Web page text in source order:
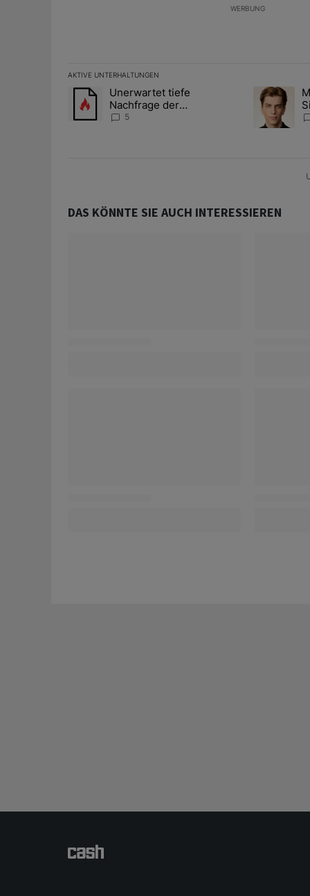
WERBUNG
AKTIVE UNTERHALTUNGEN
Das Folgende ist eine Liste der am meisten
Ein Trendartikel mit dem Titel "Unerwartet tiefe
Unerwartet tiefe
Nachfrage der
Zentralbanken könnte
5
Ein
DAS KÖNNTE SIE AUCH INTERESSIEREN